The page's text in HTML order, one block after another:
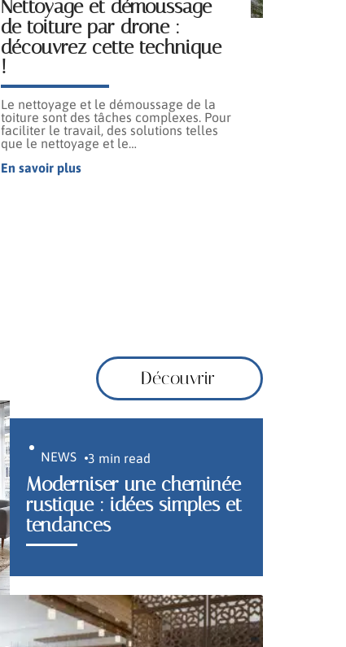
Nettoyage et démoussage
de toiture par drone :
découvrez cette technique
!
Le nettoyage et le démoussage de la
toiture sont des tâches complexes. Pour
faciliter le travail, des solutions telles
que le nettoyage et le
En savoir plus
Découvrir
NEWS 3 min read
Moderniser une cheminée
rustique : idées simples et
tendances